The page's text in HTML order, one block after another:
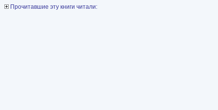
Прочитавшие эту книги читали: